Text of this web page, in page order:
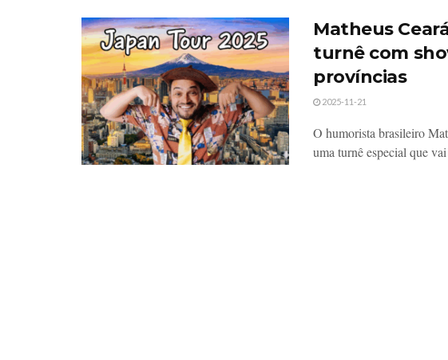
Matheus
turnê com
províncias
2025-11-21
O humorista brasileiro
uma turnê especial que